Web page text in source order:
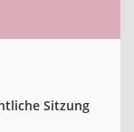
Sitzung